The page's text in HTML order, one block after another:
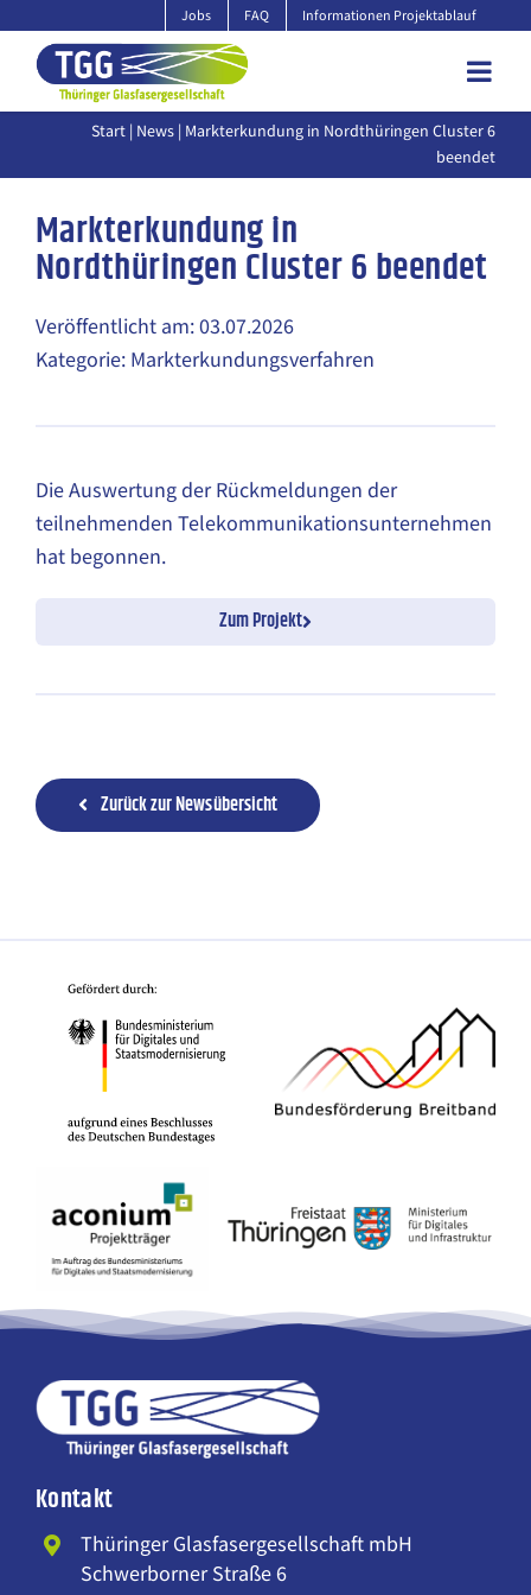
Inhalt
springen
Jobs FAQ Informationen Projektablauf
Start | News | Markterkundung in Nordthüringen Cluster 6
beendet
Markterkundung in
Nordthüringen Cluster 6 beendet
Veröffentlicht am: 03.07.2026
Kategorie: Markterkundungsverfahren
Die Auswertung der Rückmeldungen der
teilnehmenden Telekommunikationsunternehmen
hat begonnen.
Zum Projekt
Zurück zur Newsübersicht
Kontakt
Thüringer Glasfasergesellschaft mbH
Schwerborner Straße 6